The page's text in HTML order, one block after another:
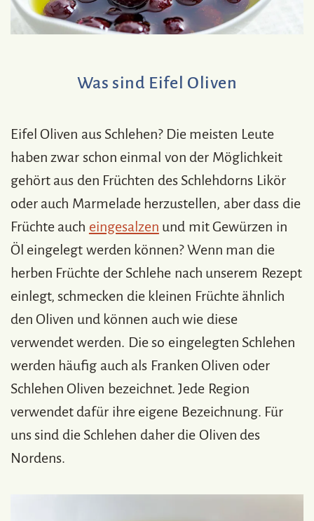
Was sind Eifel Oliven
Eifel Oliven aus Schlehen? Die meisten Leute
haben zwar schon einmal von der Möglichkeit
gehört aus den Früchten des Schlehdorns Likör
oder auch Marmelade herzustellen, aber dass die
Früchte auch eingesalzen und mit Gewürzen in
Öl eingelegt werden können? Wenn man die
herben Früchte der Schlehe nach unserem Rezept
einlegt, schmecken die kleinen Früchte ähnlich
den Oliven und können auch wie diese
verwendet werden. Die so eingelegten Schlehen
werden häufig auch als Franken Oliven oder
Schlehen Oliven bezeichnet. Jede Region
verwendet dafür ihre eigene Bezeichnung. Für
uns sind die Schlehen daher die Oliven des
Nordens.